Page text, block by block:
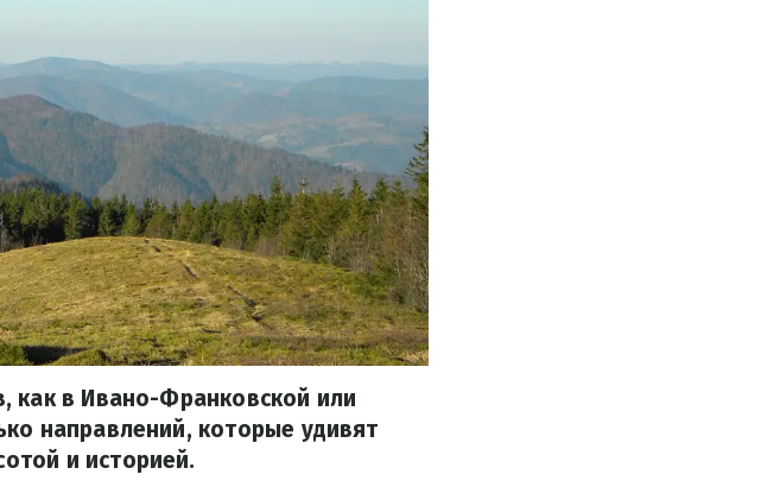
как в Ивано-Франковской или
направлений, которые удивят
и историей.